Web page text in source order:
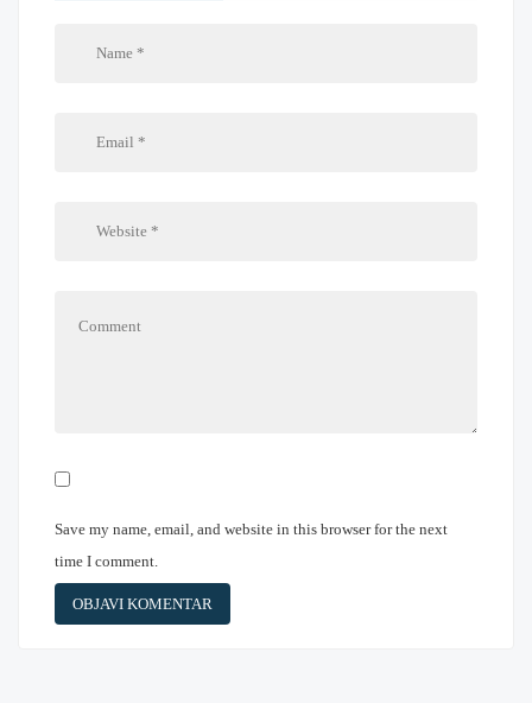
Save my name, email, and website in this browser for the next
time I comment.